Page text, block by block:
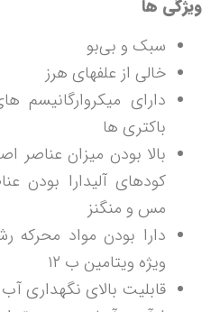
ویژگی ها
سبک و بی‌بو
خالی از علفهای هرز
دارای میکروارگانیسم
باکتری ها
بالا بودن میزان عناصر
کودهای آلیدارا بودن
مس و منگنز
دارا بودن مواد محرکه
ویژه ویتامین ب ۱۲
قابلیت بالای نگهداری